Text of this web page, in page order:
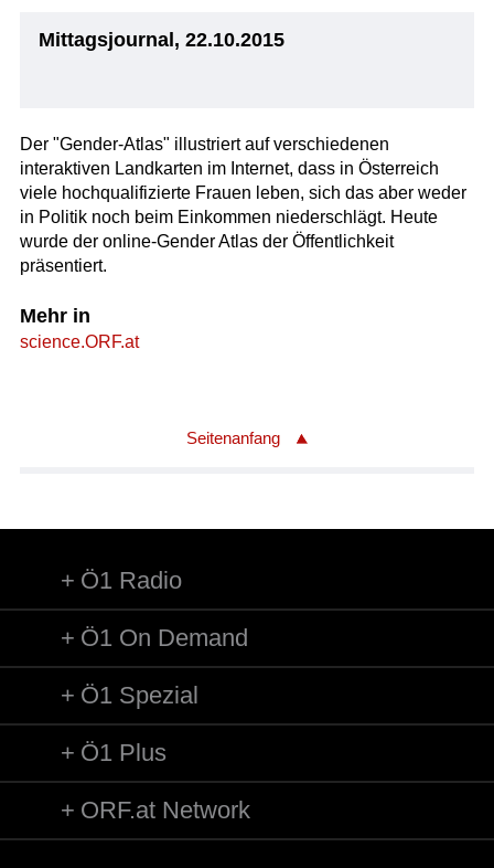
Mittagsjournal, 22.10.2015
Der "Gender-Atlas" illustriert auf verschiedenen
interaktiven Landkarten im Internet, dass in Österreich
viele hochqualifizierte Frauen leben, sich das aber weder
in Politik noch beim Einkommen niederschlägt. Heute
wurde der online-Gender Atlas der Öffentlichkeit
präsentiert.
Mehr in
science.ORF.at
Seitenanfang
Ö1 Radio
Ö1 On Demand
Ö1 Spezial
Ö1 Plus
ORF.at Network